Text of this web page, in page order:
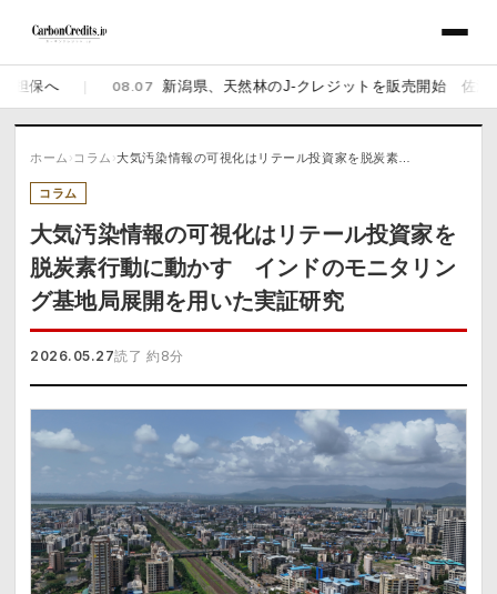
08.07 新潟県、天然林のJ-クレジットを販売開始 佐渡の県有林
ホーム › コラム ›大気汚染情報の可視化はリテール投資家を脱炭素…
コラム
大気汚染情報の可視化はリテール投資家を
脱炭素行動に動かす インドのモニタリン
グ基地局展開を用いた実証研究
2026.05.27読了 約8分